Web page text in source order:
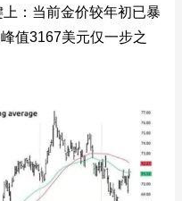
：当前金价较年初已暴
值3167美元仅一步之